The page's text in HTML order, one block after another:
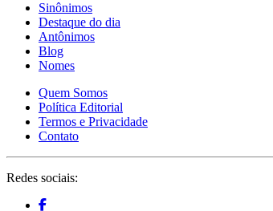
Sinônimos
Destaque do dia
Antônimos
Blog
Nomes
Quem Somos
Política Editorial
Termos e Privacidade
Contato
Redes sociais: